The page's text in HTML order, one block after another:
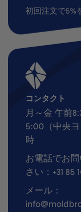
初回注文で5%
コンタクト
月～金 午前
5:00（中央
時
お電話でお
さい：+31 85
メール：